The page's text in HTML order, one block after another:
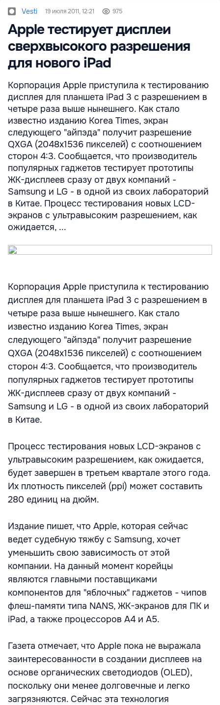
Vesti 19 июля 2011, 12:21 975
Apple тестирует дисплеи
сверхвысокого разрешения
для нового iPad
Корпорация Apple приступила к тестированию
дисплея для планшета iPad 3 с разрешением в
четыре раза выше нынешнего. Как стало
известно изданию Korea Times, экран
следующего "айпэда" получит разрешение
QXGA (2048х1536 пикселей) с соотношением
сторон 4:3. Сообщается, что производитель
популярных гаджетов тестирует прототипы
ЖК-дисплеев сразу от двух компаний -
Samsung и LG - в одной из своих лабораторий
в Китае. Процесс тестирования новых LCD-
экранов с ультравысоким разрешением, как
ожидается, ...
Корпорация Apple приступила к тестированию
дисплея для планшета iPad 3 с разрешением в
четыре раза выше нынешнего. Как стало
известно изданию Korea Times, экран
следующего "айпэда" получит разрешение
QXGA (2048х1536 пикселей) с соотношением
сторон 4:3. Сообщается, что производитель
популярных гаджетов тестирует прототипы
ЖК-дисплеев сразу от двух компаний -
Samsung и LG - в одной из своих лабораторий
в Китае.
Процесс тестирования новых LCD-экранов с
ультравысоким разрешением, как ожидается,
будет завершен в третьем квартале этого года.
Их плотность пикселей (ppi) может составить
280 единиц на дюйм.
Издание пишет, что Apple, которая сейчас
ведет судебную тяжбу с Samsung, хочет
уменьшить свою зависимость от этой
компании. На данный момент корейцы
являются главными поставщиками
компонентов для "яблочных" гаджетов - чипов
флеш-памяти типа NANS, ЖК-экранов для ПК и
iPad, а также процессоров A4 и A5.
Газета отмечает, что Apple пока не выражала
заинтересованности в создании дисплеев на
основе органических светодиодов (OLED),
поскольку они менее долговечные и легко
загрязняются. Сейчас эта технология